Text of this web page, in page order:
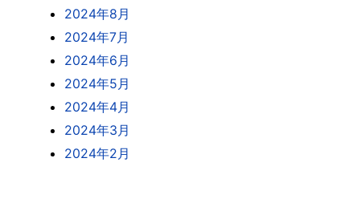
2024年8月
2024年7月
2024年6月
2024年5月
2024年4月
2024年3月
2024年2月